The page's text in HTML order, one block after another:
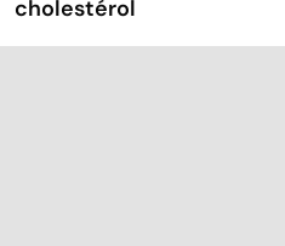
cholestérol